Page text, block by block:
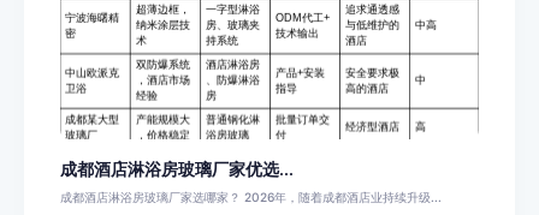
成都酒店淋浴房玻璃厂家优选...
成都酒店淋浴房玻璃厂家选哪家？ 2026年，随着成都酒店业持续升级...